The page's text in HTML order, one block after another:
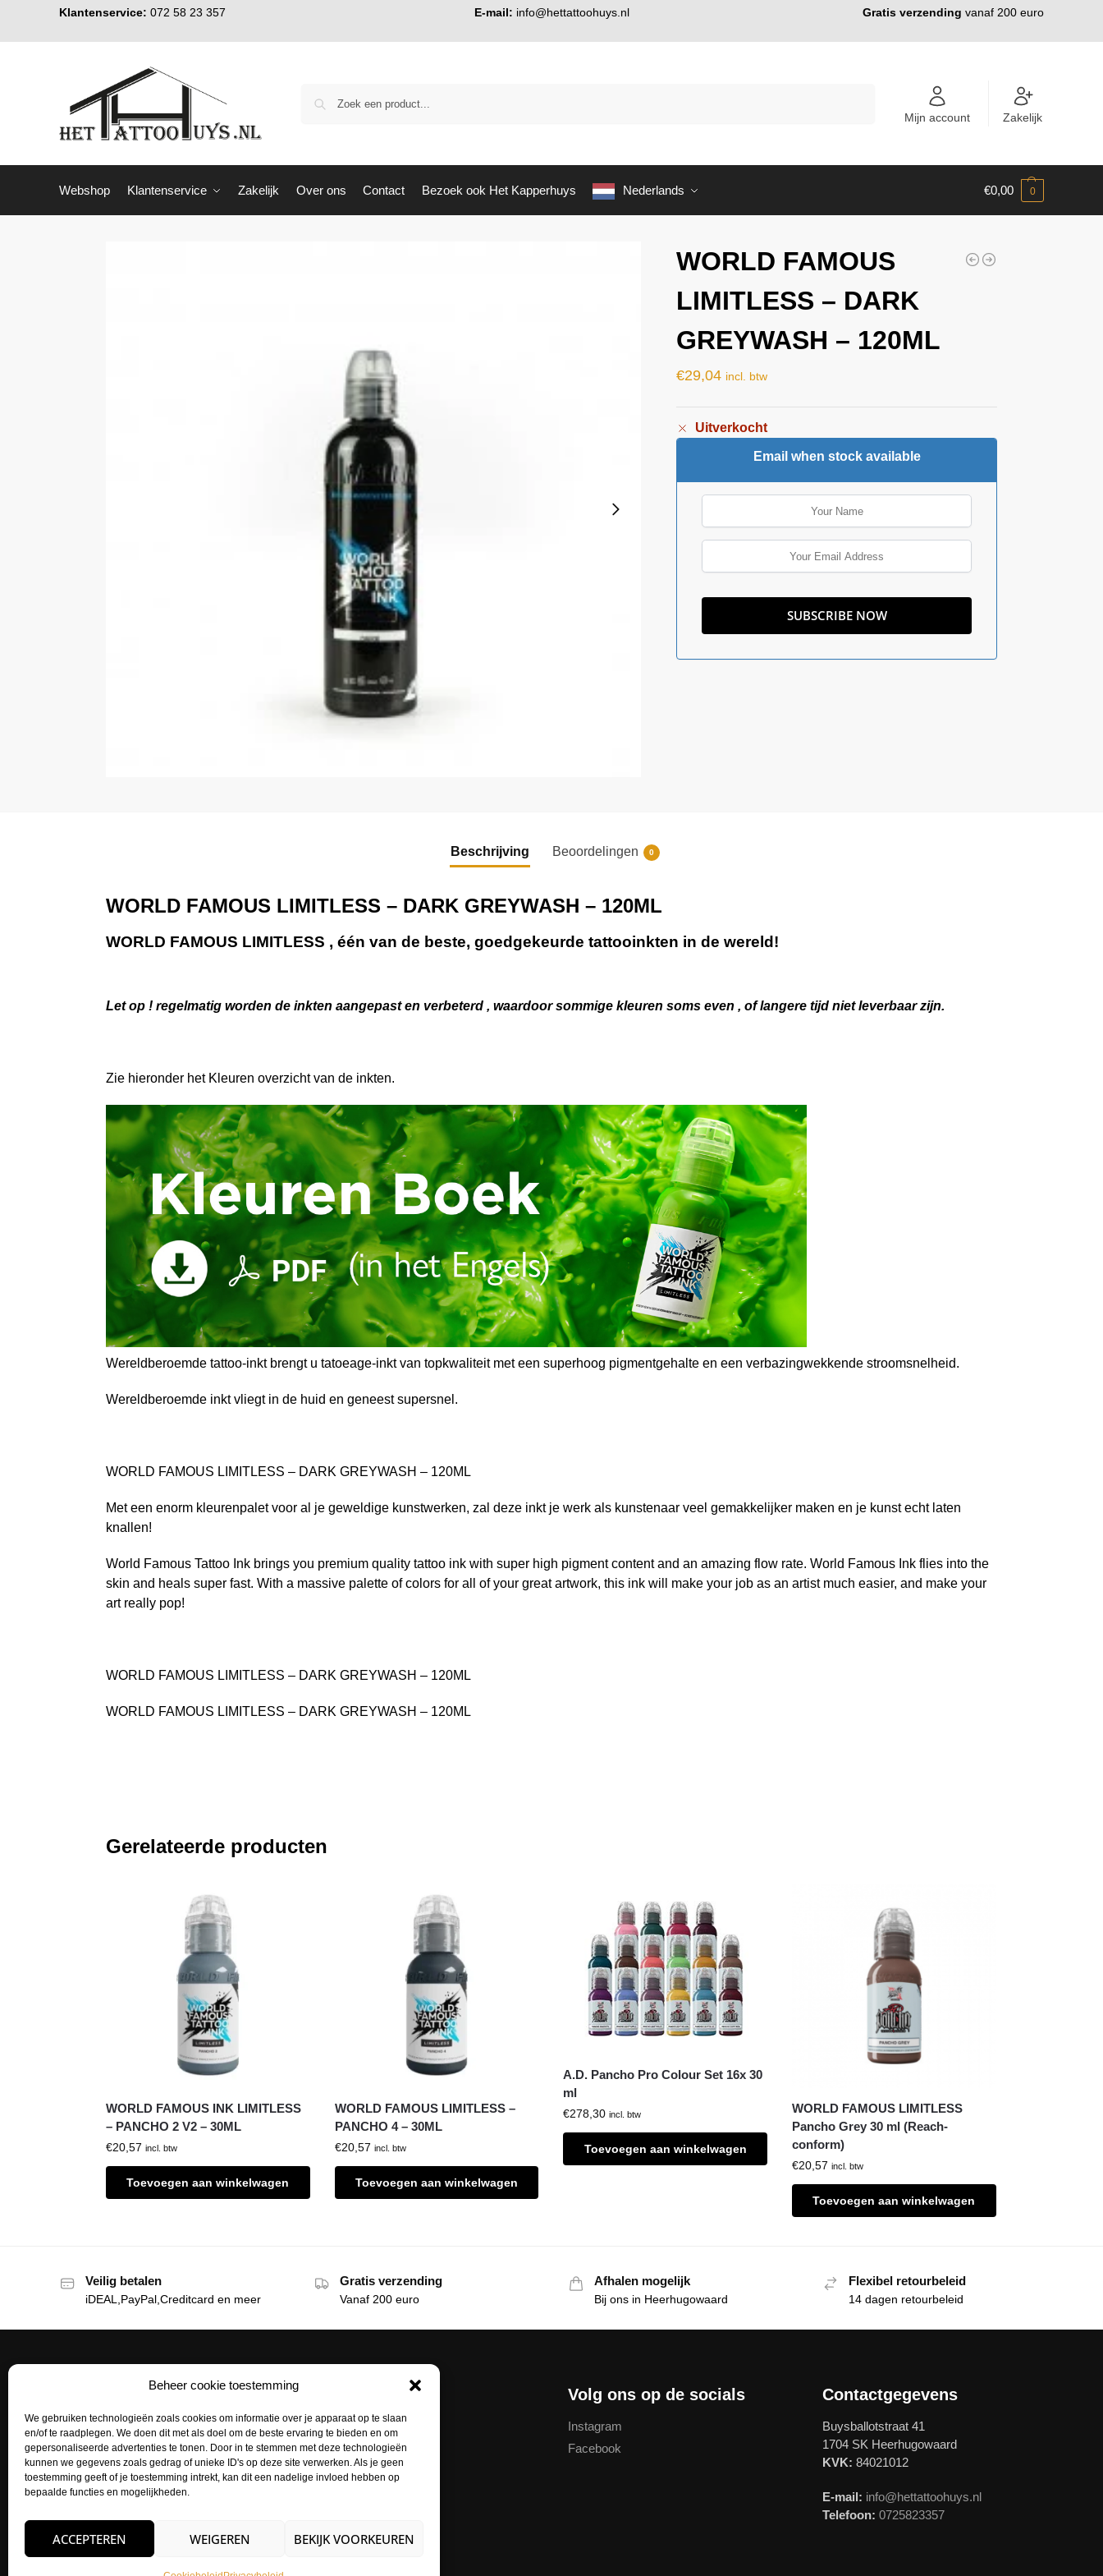
Beheer cookie toestemming
We gebruiken technologieën zoals cookies om informatie over je apparaat op te slaan
en/of te raadplegen. We doen dit met als doel om de beste ervaring te bieden en om
gepersonaliseerde advertenties te tonen. Door in te stemmen met deze technologieën
kunnen we gegevens zoals gedrag of unieke ID's op deze site verwerken. Als je geen
toestemming geeft of je toestemming intrekt, kan dit een nadelige invloed hebben op
bepaalde functies en mogelijkheden.
ACCEPTEREN WEIGEREN BEKIJK VOORKEUREN
Klantenservice: 072 58 23 357 E-mail: info@hettattoohuys.nl Gratis verzending vanaf 200 euro
Mijn account Zakelijk
Webshop Klantenservice Zakelijk Over ons Contact Bezoek ook Het Kapperhuys Nederlands €0,00 0
WORLD FAMOUS
LIMITLESS – DARK
GREYWASH – 120ML
€29,04 incl. btw
Uitverkocht
Email when stock available
Beschrijving Beoordelingen 0
WORLD FAMOUS LIMITLESS – DARK GREYWASH – 120ML
WORLD FAMOUS LIMITLESS , één van de beste, goedgekeurde tattooinkten in de wereld!
Let op ! regelmatig worden de inkten aangepast en verbeterd , waardoor sommige kleuren soms even , of langere tijd niet leverbaar zijn.
Zie hieronder het Kleuren overzicht van de inkten.
Wereldberoemde tattoo-inkt brengt u tatoeage-inkt van topkwaliteit met een superhoog pigmentgehalte en een verbazingwekkende stroomsnelheid.
Wereldberoemde inkt vliegt in de huid en geneest supersnel.
WORLD FAMOUS LIMITLESS – DARK GREYWASH – 120ML
Met een enorm kleurenpalet voor al je geweldige kunstwerken, zal deze inkt je werk als kunstenaar veel gemakkelijker maken en je kunst echt laten
knallen!
World Famous Tattoo Ink brings you premium quality tattoo ink with super high pigment content and an amazing flow rate. World Famous Ink flies into the
skin and heals super fast. With a massive palette of colors for all of your great artwork, this ink will make your job as an artist much easier, and make your
art really pop!
WORLD FAMOUS LIMITLESS – DARK GREYWASH – 120ML
WORLD FAMOUS LIMITLESS – DARK GREYWASH – 120ML
Gerelateerde producten
WORLD FAMOUS INK LIMITLESS
– PANCHO 2 V2 – 30ML
€20,57 incl. btw
Toevoegen aan winkelwagen
WORLD FAMOUS LIMITLESS –
PANCHO 4 – 30ML
€20,57 incl. btw
Toevoegen aan winkelwagen
A.D. Pancho Pro Colour Set 16x 30
ml
€278,30 incl. btw
Toevoegen aan winkelwagen
WORLD FAMOUS LIMITLESS
Pancho Grey 30 ml (Reach-
conform)
€20,57 incl. btw
Toevoegen aan winkelwagen
Veilig betalen
iDEAL,PayPal,Creditcard en meer
Gratis verzending
Vanaf 200 euro
Afhalen mogelijk
Bij ons in Heerhugowaard
Flexibel retourbeleid
14 dagen retourbeleid
Het Tattoohuys
Een complete inrichting voor je
tattoostudio uitzoeken of het aanvullen
van je voorraad tattoo supplies: het kan
allemaal bij het Tattoohuys, dé
groothandel voor al jouw supplies.
Klantenservice
Bestellen
Betaalmethodes
Mijn account
Zakelijk
Volg ons op de socials
Instagram
Facebook
Contactgegevens
Buysballotstraat 41
1704 SK Heerhugowaard
KVK: 84021012
E-mail: info@hettattoohuys.nl
Telefoon: 0725823357